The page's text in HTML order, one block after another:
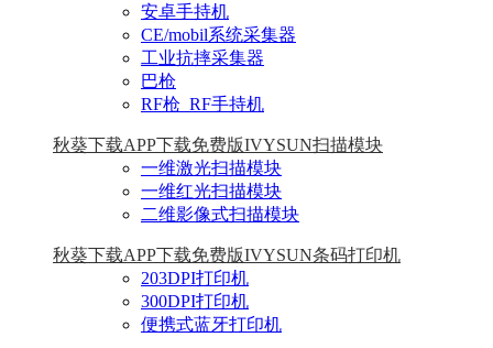
安卓手持机
CE/mobil系统采集器
工业抗摔采集器
巴枪
RF枪_RF手持机
秋葵下载APP下载免费版IVYSUN扫描模块
一维激光扫描模块
一维红光扫描模块
二维影像式扫描模块
秋葵下载APP下载免费版IVYSUN条码打印机
203DPI打印机
300DPI打印机
便携式蓝牙打印机